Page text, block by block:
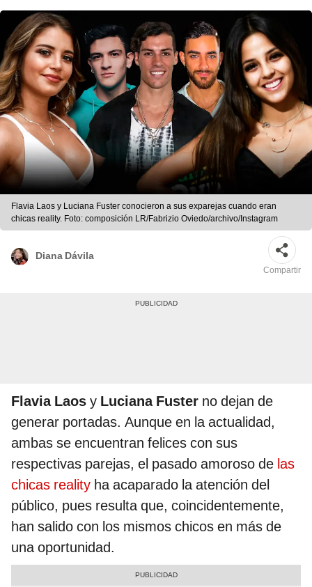
Flavia Laos y Luciana Fuster conocieron a sus exparejas cuando eran
chicas reality. Foto: composición LR/Fabrizio Oviedo/archivo/Instagram
Diana Dávila
Compartir
Flavia Laos y Luciana Fuster no dejan de
generar portadas. Aunque en la actualidad,
ambas se encuentran felices con sus
respectivas parejas, el pasado amoroso de las
chicas reality ha acaparado la atención del
público, pues resulta que, coincidentemente,
han salido con los mismos chicos en más de
una oportunidad.